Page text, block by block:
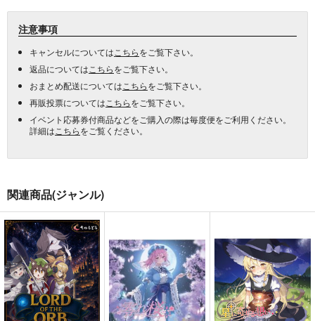
注意事項
キャンセルについては こちらをご覧下さい。
返品については こちらをご覧下さい。
おまとめ配送については こちらをご覧下さい。
再販投票については こちらをご覧下さい。
イベント応募券付商品などをご購入の際は毎度便をご利用ください。
詳細は こちらをご覧ください。
関連商品(ジャンル)